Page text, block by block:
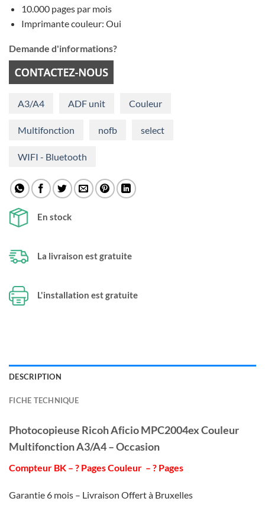
10.000 pages par mois
Imprimante couleur: Oui
Demande d'informations?
A3/A4 ADF unit Couleur
Multifonction nofb select
WIFI - Bluetooth
En stock
La livraison est gratuite
L'installation est gratuite
DESCRIPTION
FICHE TECHNIQUE
Photocopieuse Ricoh Aficio MPC2004ex Couleur
Multifonction A3/A4 – Occasion
Compteur BK – ? Pages Couleur – ? Pages
Garantie 6 mois – Livraison Offert à Bruxelles